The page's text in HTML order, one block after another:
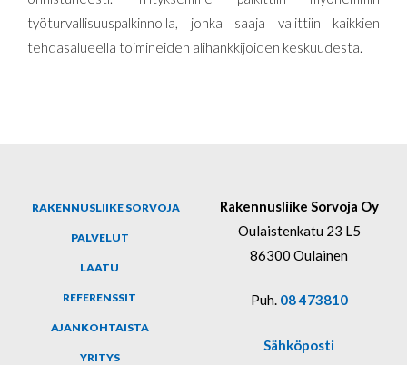
työturvallisuuspalkinnolla, jonka saaja valittiin kaikkien
tehdasalueella toimineiden alihankkijoiden keskuudesta.
RAKENNUSLIIKE SORVOJA
PALVELUT
LAATU
REFERENSSIT
AJANKOHTAISTA
YRITYS
Rakennusliike Sorvoja Oy
Oulaistenkatu 23 L5
86300 Oulainen
Puh. 08 473810
Sähköposti